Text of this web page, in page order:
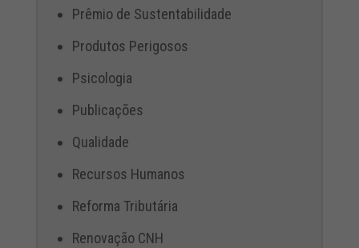
Prêmio de Sustentabilidade
Produtos Perigosos
Psicologia
Publicações
Qualidade
Recursos Humanos
Reforma Tributária
Renovação CNH